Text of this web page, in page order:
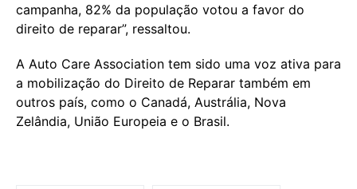
campanha, 82% da população votou a favor do
direito de reparar”, ressaltou.
A Auto Care Association tem sido uma voz ativa para
a mobilização do Direito de Reparar também em
outros país, como o Canadá, Austrália, Nova
Zelândia, União Europeia e o Brasil.